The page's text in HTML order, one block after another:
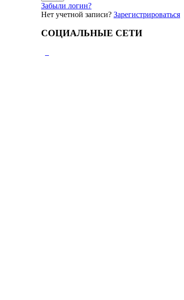
Забыли логин?
Нет учетной записи? Зарегистрироваться
СОЦИАЛЬНЫЕ СЕТИ